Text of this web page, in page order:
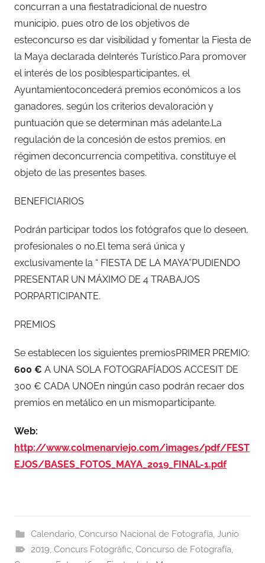
concurran a una fiestatradicional de nuestro
municipio, pues otro de los objetivos de
esteconcurso es dar visibilidad y fomentar la Fiesta de
la Maya declarada deInterés Turístico.Para promover
el interés de los posiblesparticipantes, el
Ayuntamientoconcederá premios económicos a los
ganadores, según los criterios devaloración y
puntuación que se determinan más adelante.La
regulación de la concesión de estos premios, en
régimen deconcurrencia competitiva, constituye el
objeto de las presentes bases.
BENEFICIARIOS
Podrán participar todos los fotógrafos que lo deseen,
profesionales o no.El tema será única y
exclusivamente la “ FIESTA DE LA MAYA”PUDIENDO
PRESENTAR UN MÁXIMO DE 4 TRABAJOS
PORPARTICIPANTE.
PREMIOS
Se establecen los siguientes premiosPRIMER PREMIO:
600 € A UNA SOLA FOTOGRAFÍADOS ACCESIT DE
300 € CADA UNOEn ningún caso podrán recaer dos
premios en metálico en un mismoparticipante.
Web:
http://www.colmenarviejo.com/images/pdf/FEST
EJOS/BASES_FOTOS_MAYA_2019_FINAL-1.pdf
Calendario, Concurso Nacional de Fotografía Junio
2019 Concurs Fotogràfic, Concurso de Fotografía